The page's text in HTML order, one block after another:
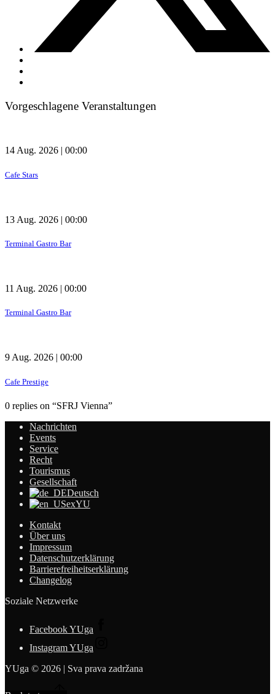
Vorgeschlagene Veranstaltungen
14 Aug. 2026 | 00:00
Cafe Stars
13 Aug. 2026 | 00:00
Terminal Gastro Bar
11 Aug. 2026 | 00:00
Terminal Gastro Bar
9 Aug. 2026 | 00:00
Cafe Prestige
0 replies on “SFRJ Vienna”
Nachrichten
Events
Service
Recht
Tourismus
Gesellschaft
Deutsch
exYU
Kontakt
Über uns
Impressum
Datenschutzerklärung
Barrierefreiheitserklärung
Changelog
Soziale Netzwerke
Facebook YUga
Instagram YUga
YUga © 2026 | Sva prava zadržana